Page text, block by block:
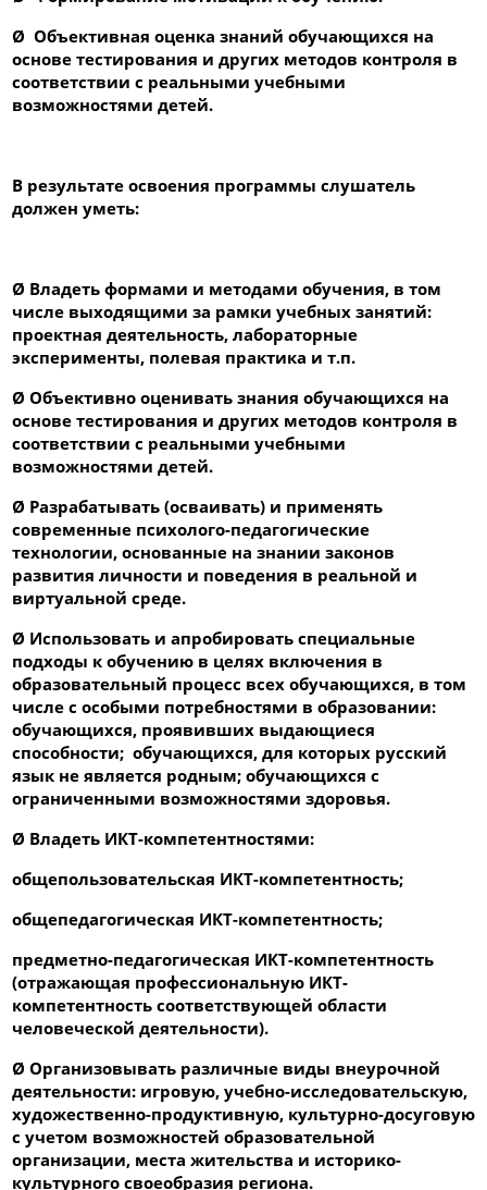
Ø Объективная оценка знаний обучающихся на
основе тестирования и других методов контроля в
соответствии с реальными учебными
возможностями детей.
В результате освоения программы слушатель
должен уметь:
Ø Владеть формами и методами обучения, в том
числе выходящими за рамки учебных занятий:
проектная деятельность, лабораторные
эксперименты, полевая практика и т.п.
Ø Объективно оценивать знания обучающихся на
основе тестирования и других методов контроля в
соответствии с реальными учебными
возможностями детей.
Ø Разрабатывать (осваивать) и применять
современные психолого-педагогические
технологии, основанные на знании законов
развития личности и поведения в реальной и
виртуальной среде.
Ø Использовать и апробировать специальные
подходы к обучению в целях включения в
образовательный процесс всех обучающихся, в том
числе с особыми потребностями в образовании:
обучающихся, проявивших выдающиеся
способности; обучающихся, для которых русский
язык не является родным; обучающихся с
ограниченными возможностями здоровья.
Ø Владеть ИКТ-компетентностями:
общепользовательская ИКТ-компетентность;
общепедагогическая ИКТ-компетентность;
предметно-педагогическая ИКТ-компетентность
(отражающая профессиональную ИКТ-
компетентность соответствующей области
человеческой деятельности).
Ø Организовывать различные виды внеурочной
деятельности: игровую, учебно-исследовательскую,
художественно-продуктивную, культурно-досуговую
с учетом возможностей образовательной
организации, места жительства и историко-
культурного своеобразия региона.